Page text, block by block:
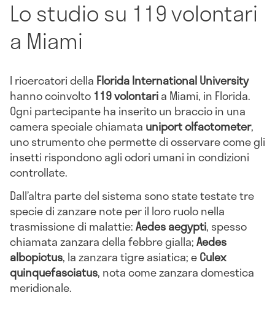
Lo studio su 119 volontari
a Miami
I ricercatori della Florida International University
hanno coinvolto 119 volontaria Miami, in Florida.
Ogni partecipante ha inserito un braccio in una
camera speciale chiamata uniport olfactometer,
uno strumento che permette di osservare come gli
insetti rispondono agli odori umani in condizioni
controllate.
Dall’altra parte del sistema sono state testate tre
specie di zanzare note per il loro ruolo nella
trasmissione di malattie:Aedes aegypti, spesso
chiamata zanzara della febbre gialla;Aedes
albopictus, la zanzara tigre asiatica; eCulex
quinquefasciatus, nota come zanzara domestica
meridionale.